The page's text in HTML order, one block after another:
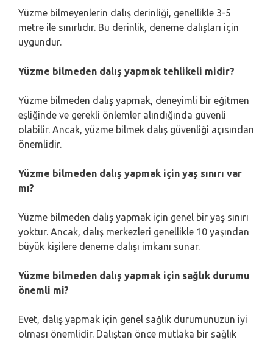
Yüzme bilmeyenlerin dalış derinliği, genellikle 3-5
metre ile sınırlıdır. Bu derinlik, deneme dalışları için
uygundur.
Yüzme bilmeden dalış yapmak tehlikeli midir?
Yüzme bilmeden dalış yapmak, deneyimli bir eğitmen
eşliğinde ve gerekli önlemler alındığında güvenli
olabilir. Ancak, yüzme bilmek dalış güvenliği açısından
önemlidir.
Yüzme bilmeden dalış yapmak için yaş sınırı var
mı?
Yüzme bilmeden dalış yapmak için genel bir yaş sınırı
yoktur. Ancak, dalış merkezleri genellikle 10 yaşından
büyük kişilere deneme dalışı imkanı sunar.
Yüzme bilmeden dalış yapmak için sağlık durumu
önemli mi?
Evet, dalış yapmak için genel sağlık durumunuzun iyi
olması önemlidir. Dalıştan önce mutlaka bir sağlık